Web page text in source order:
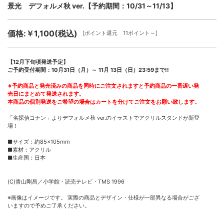
景光 デフォルメ秋 ver.【予約期間：10/31～11/13】
価格:￥1,100(税込) [ポイント還元 11ポイント～]
【12月下旬頃発送予定】
ご予約受付期間：10月31日（月）～ 11月 13日（日）23:59まで!!
※予約商品と発売済みの商品を同時にご注文されますと予約商品の一番遅い発
売日にまとめて発送されます。
本商品の個別発送をご希望の場合はカートを分けてご注文をお願い致します。
「名探偵コナン」よりデフォルメ秋 ver.のイラストでアクリルスタンドが新登
場！
■サイズ：約85×105mm
■素材：アクリル
■生産国：日本
(C)青山剛昌／小学館・読売テレビ・TMS 1996
※画像はイメージです。 実際の商品とデザイン・仕様が一部異なる場合がござ
いますので予めご了承ください。